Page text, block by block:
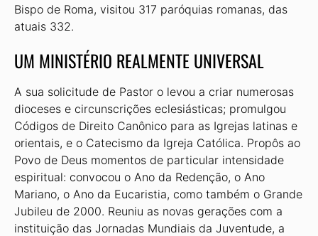
Bispo de Roma, visitou 317 paróquias romanas, das
atuais 332.
UM MINISTÉRIO REALMENTE UNIVERSAL
A sua solicitude de Pastor o levou a criar numerosas
dioceses e circunscrições eclesiásticas; promulgou
Códigos de Direito Canônico para as Igrejas latinas e
orientais, e o Catecismo da Igreja Católica. Propôs ao
Povo de Deus momentos de particular intensidade
espiritual: convocou o Ano da Redenção, o Ano
Mariano, o Ano da Eucaristia, como também o Grande
Jubileu de 2000. Reuniu as novas gerações com a
instituição das Jornadas Mundiais da Juventude, a